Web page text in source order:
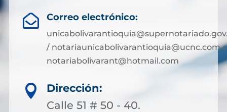
 Correo electrónico:
/
notariabolivarant@hotmail.com

Dirección:
Calle 51 # 50 - 40.